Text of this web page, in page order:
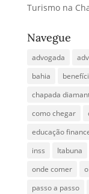
Turismo na
Navegue
advogada
bahia
chapada
como chegar
educação
inss
Itabuna
onde comer
passo a passo